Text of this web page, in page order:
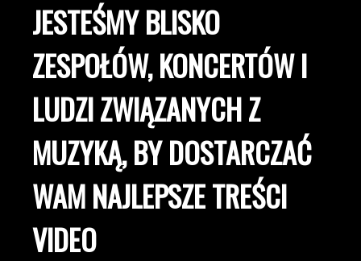
JESTEŚMY BLISKO
ZESPOŁÓW, KONCERTÓW I
LUDZI ZWIĄZANYCH Z
MUZYKĄ, BY DOSTARCZAĆ
WAM NAJLEPSZE TREŚCI
VIDEO